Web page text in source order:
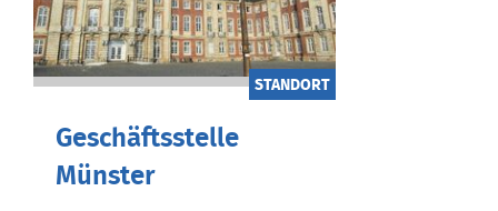
STANDORT
Geschäftsstelle
Münster